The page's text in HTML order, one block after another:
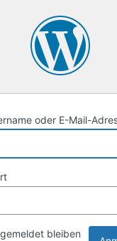
oder E-Mail-
bleiben